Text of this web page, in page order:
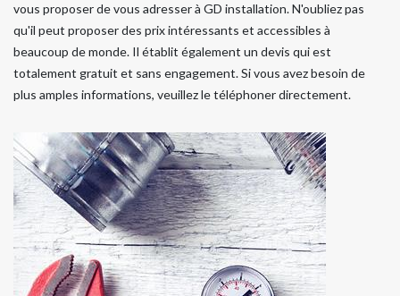
vous proposer de vous adresser à GD installation. N'oubliez pas
qu'il peut proposer des prix intéressants et accessibles à
beaucoup de monde. Il établit également un devis qui est
totalement gratuit et sans engagement. Si vous avez besoin de
plus amples informations, veuillez le téléphoner directement.